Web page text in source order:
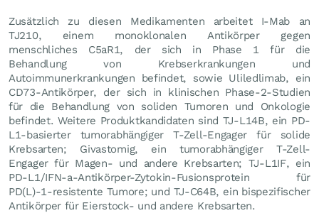
Zusätzlich zu diesen Medikamenten arbeitet I-Mab an
TJ210, einem monoklonalen Antikörper gegen
menschliches C5aR1, der sich in Phase 1 für die
Behandlung von Krebserkrankungen und
Autoimmunerkrankungen befindet, sowie Uliledlimab, ein
CD73-Antikörper, der sich in klinischen Phase-2-Studien
für die Behandlung von soliden Tumoren und Onkologie
befindet. Weitere Produktkandidaten sind TJ-L14B, ein PD-
L1-basierter tumorabhängiger T-Zell-Engager für solide
Krebsarten; Givastomig, ein tumorabhängiger T-Zell-
Engager für Magen- und andere Krebsarten; TJ-L1IF, ein
PD-L1/IFN-a-Antikörper-Zytokin-Fusionsprotein für
PD(L)-1-resistente Tumore; und TJ-C64B, ein bispezifischer
Antikörper für Eierstock- und andere Krebsarten.